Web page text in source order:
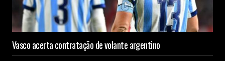
Vasco acerta contratação de volante argentino